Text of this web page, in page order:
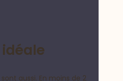
aussi. En moins de 2